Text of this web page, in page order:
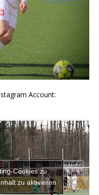
Account:
Cookies zu
zu aktivieren